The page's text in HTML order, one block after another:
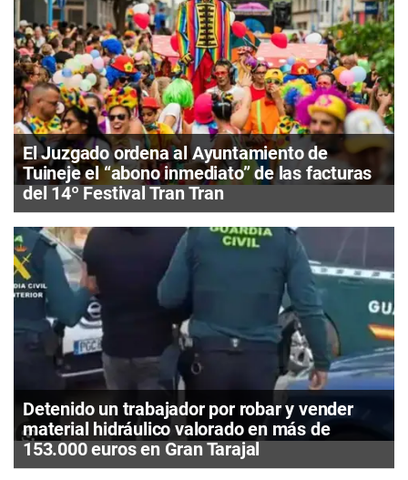
El Juzgado ordena al Ayuntamiento de
Tuineje el “abono inmediato” de las facturas
del 14º Festival Tran Tran
Detenido un trabajador por robar y vender
material hidráulico valorado en más de
153.000 euros en Gran Tarajal